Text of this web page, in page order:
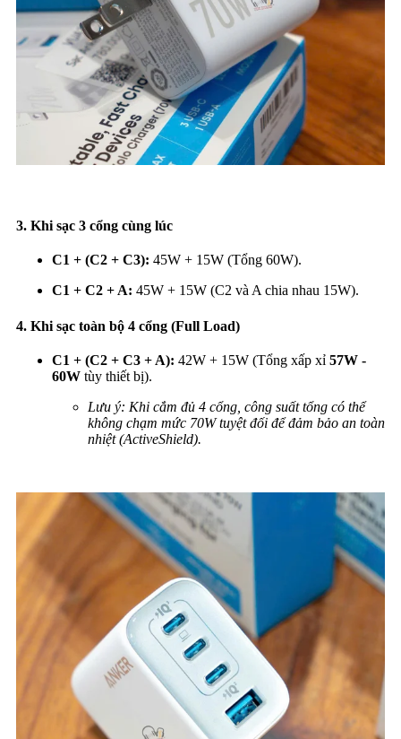
3. Khi sạc 3 cổng cùng lúc
C1 + (C2 + C3): 45W + 15W (Tổng 60W).
C1 + C2 + A: 45W + 15W (C2 và A chia nhau 15W).
4. Khi sạc toàn bộ 4 cổng (Full Load)
C1 + (C2 + C3 + A): 42W + 15W (Tổng xấp xỉ 57W -
60W tùy thiết bị).
Lưu ý: Khi cắm đủ 4 cổng, công suất tổng có thể
không chạm mức 70W tuyệt đối để đảm bảo an toàn
nhiệt (ActiveShield).